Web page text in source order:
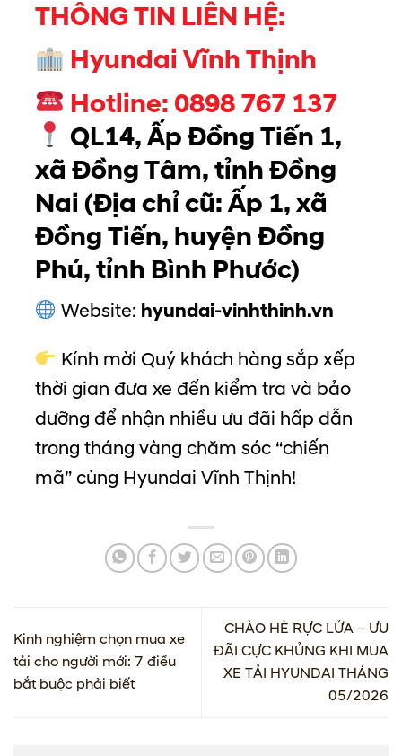
THÔNG TIN LIÊN HỆ:
Hyundai Vĩnh Thịnh
Hotline: 0898 767 137
QL14, Ấp Đồng Tiến 1,
xã Đồng Tâm, tỉnh Đồng
Nai (Địa chỉ cũ: Ấp 1, xã
Đồng Tiến, huyện Đồng
Phú, tỉnh Bình Phước)
Website: hyundai-vinhthinh.vn
Kính mời Quý khách hàng sắp xếp
thời gian đưa xe đến kiểm tra và bảo
dưỡng để nhận nhiều ưu đãi hấp dẫn
trong tháng vàng chăm sóc “chiến
mã” cùng Hyundai Vĩnh Thịnh!
Kinh nghiệm chọn mua xe
tải cho người mới: 7 điều
bắt buộc phải biết
CHÀO HÈ RỰC LỬA – ƯU
ĐÃI CỰC KHỦNG KHI MUA
XE TẢI HYUNDAI THÁNG
05/2026